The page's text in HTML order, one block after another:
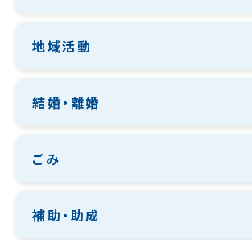
地域活動
結婚・離婚
ごみ
補助・助成